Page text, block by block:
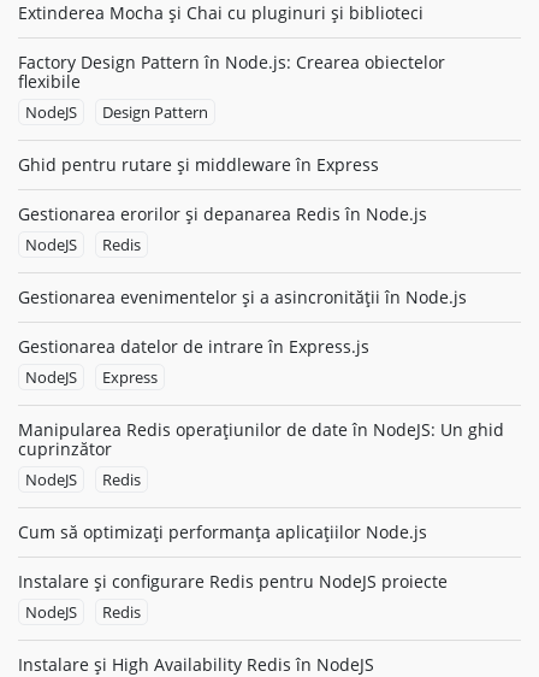
Extinderea Mocha și Chai cu pluginuri și biblioteci
Factory Design Pattern în Node.js: Crearea obiectelor
flexibile
NodeJS Design Pattern
Ghid pentru rutare și middleware în Express
Gestionarea erorilor și depanarea Redis în Node.js
NodeJS Redis
Gestionarea evenimentelor și a asincronității în Node.js
Gestionarea datelor de intrare în Express.js
NodeJS Express
Manipularea Redis operațiunilor de date în NodeJS: Un ghid
cuprinzător
NodeJS Redis
Cum să optimizați performanța aplicațiilor Node.js
Instalare și configurare Redis pentru NodeJS proiecte
NodeJS Redis
Instalare și High Availability Redis în NodeJS